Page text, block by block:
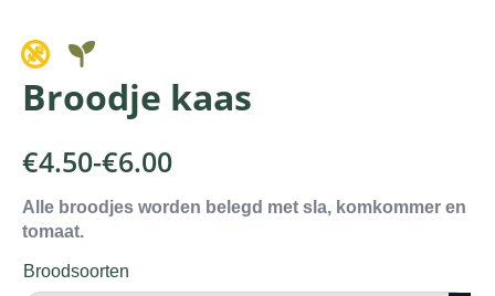
Broodje kaas
€4.50-€6.00
Prijsklasse:
€4.50
tot
€6.00
Alle broodjes worden belegd met sla, komkommer en
tomaat.
Broodsoorten